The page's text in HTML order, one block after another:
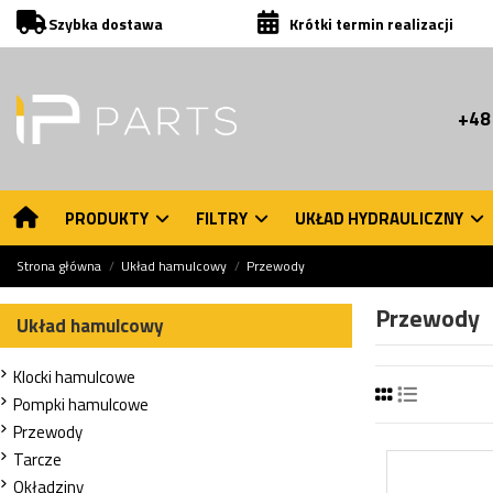
Szybka dostawa Krótki termin realizacji
PRODUKTY FILTRY UKŁAD HYDRAULICZNY
Strona główna Układ hamulcowy Przewody
Przewody
Układ hamulcowy
Klocki hamulcowe
Pompki hamulcowe
Przewody
Tarcze
Okładziny